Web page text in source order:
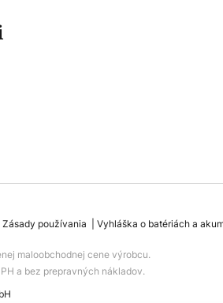
Zásady používania Vyhláška o batériách a
maloobchodnej cene výrobcu.
a bez prepravných nákladov.